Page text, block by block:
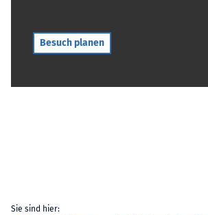
Besuch planen
Sie sind hier: